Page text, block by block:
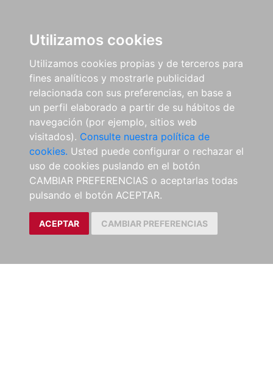
Utilizamos cookies
Utilizamos cookies propias y de terceros para
fines analíticos y mostrarle publicidad
relacionada con sus preferencias, en base a
un perfil elaborado a partir de su hábitos de
navegación (por ejemplo, sitios web
visitados). Consulte nuestra política de
cookies. Usted puede configurar o rechazar el
uso de cookies puslando en el botón
CAMBIAR PREFERENCIAS o aceptarlas todas
pulsando el botón ACEPTAR.
ACEPTAR CAMBIAR PREFERENCIAS